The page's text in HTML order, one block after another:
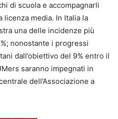
di scuola e accompagnarli
media. In Italia la
una delle incidenze più
nonostante i progressi
dall’obiettivo del 9% entro il
saranno impegnati in
dell’Associazione a